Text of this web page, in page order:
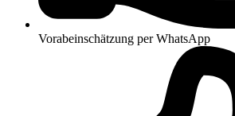
Vorabeinschätzung per WhatsApp